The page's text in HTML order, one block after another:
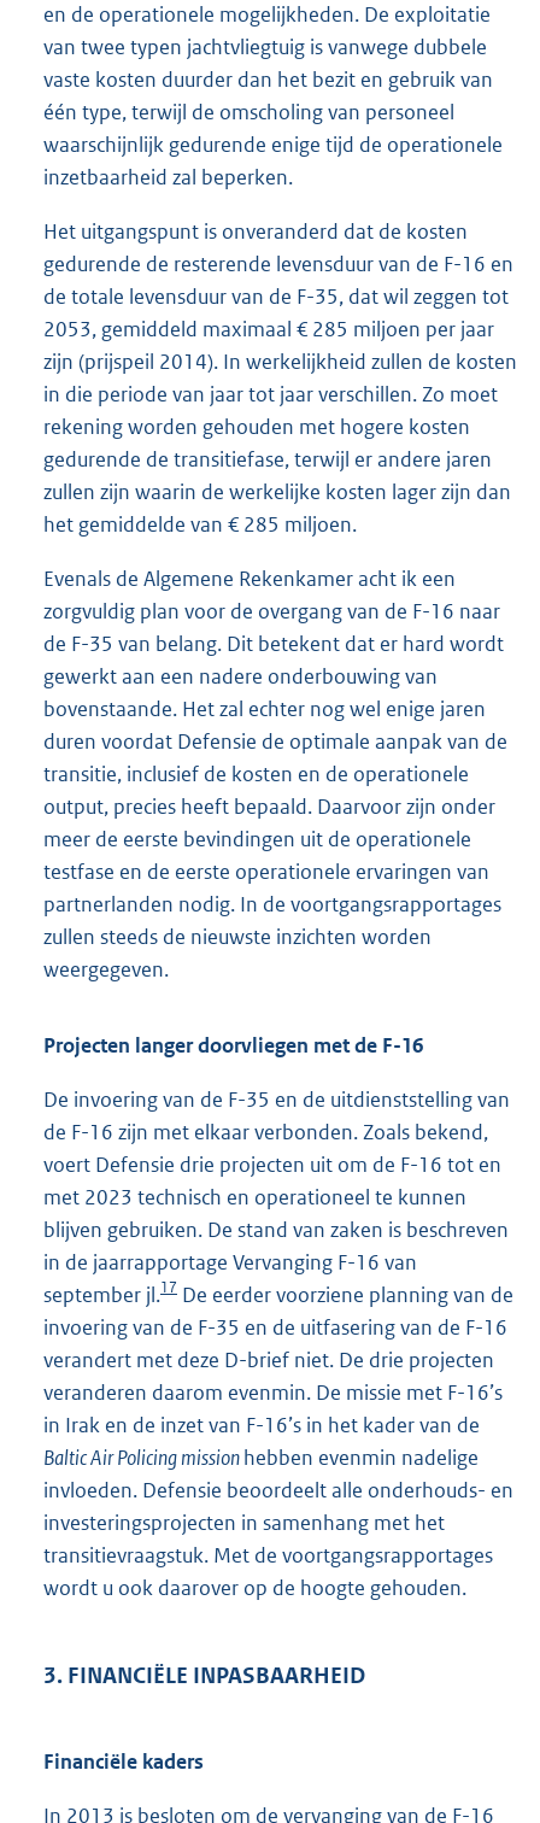
en de operationele mogelijkheden. De exploitatie
van twee typen jachtvliegtuig is vanwege dubbele
vaste kosten duurder dan het bezit en gebruik van
één type, terwijl de omscholing van personeel
waarschijnlijk gedurende enige tijd de operationele
inzetbaarheid zal beperken.
Het uitgangspunt is onveranderd dat de kosten
gedurende de resterende levensduur van de F-16 en
de totale levensduur van de F-35, dat wil zeggen tot
2053, gemiddeld maximaal € 285 miljoen per jaar
zijn (prijspeil 2014). In werkelijkheid zullen de kosten
in die periode van jaar tot jaar verschillen. Zo moet
rekening worden gehouden met hogere kosten
gedurende de transitiefase, terwijl er andere jaren
zullen zijn waarin de werkelijke kosten lager zijn dan
het gemiddelde van € 285 miljoen.
Evenals de Algemene Rekenkamer acht ik een
zorgvuldig plan voor de overgang van de F-16 naar
de F-35 van belang. Dit betekent dat er hard wordt
gewerkt aan een nadere onderbouwing van
bovenstaande. Het zal echter nog wel enige jaren
duren voordat Defensie de optimale aanpak van de
transitie, inclusief de kosten en de operationele
output, precies heeft bepaald. Daarvoor zijn onder
meer de eerste bevindingen uit de operationele
testfase en de eerste operationele ervaringen van
partnerlanden nodig. In de voortgangsrapportages
zullen steeds de nieuwste inzichten worden
weergegeven.
Projecten langer doorvliegen met de F-16
De invoering van de F-35 en de uitdienststelling van
de F-16 zijn met elkaar verbonden. Zoals bekend,
voert Defensie drie projecten uit om de F-16 tot en
met 2023 technisch en operationeel te kunnen
blijven gebruiken. De stand van zaken is beschreven
in de jaarrapportage Vervanging F-16 van
september jl.17 De eerder voorziene planning van de
invoering van de F-35 en de uitfasering van de F-16
verandert met deze D-brief niet. De drie projecten
veranderen daarom evenmin. De missie met F-16’s
in Irak en de inzet van F-16’s in het kader van de
Baltic Air Policing missionhebben evenmin nadelige
invloeden. Defensie beoordeelt alle onderhouds- en
investeringsprojecten in samenhang met het
transitievraagstuk. Met de voortgangsrapportages
wordt u ook daarover op de hoogte gehouden.
3. FINANCIËLE INPASBAARHEID
Financiële kaders
In 2013 is besloten om de vervanging van de F-16